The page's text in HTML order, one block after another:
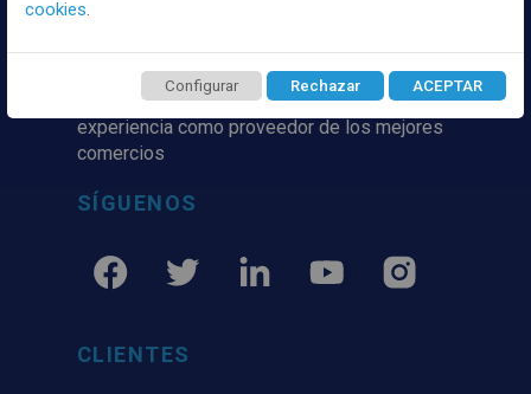
Distribuidor y mayorista textil de las mejores
marcaas de ropa y complementos del
mercado, marcas tanto nacionales como
internacionales. Más de 25 años de
experiencia como proveedor de los mejores
comercios
SÍGUENOS
CLIENTES
cookies.
Configurar Rechazar ACEPTAR